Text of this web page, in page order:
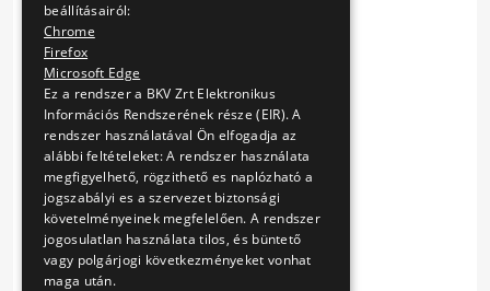
beállításairól:
Chrome
Firefox
Microsoft Edge
Ez a rendszer a BKV Zrt Elektronikus
Információs Rendszerének része (EIR). A
rendszer használatával Ön elfogadja az
alábbi feltételeket: A rendszer használata
megfigyelhető, rögzithető es naplózható a
jogszabályi es a szervezet biztonsági
követelményeinek megfelelően. A rendszer
jogosulatlan használata tilos, és büntető
vagy polgárjogi következményeket vonhat
maga után.